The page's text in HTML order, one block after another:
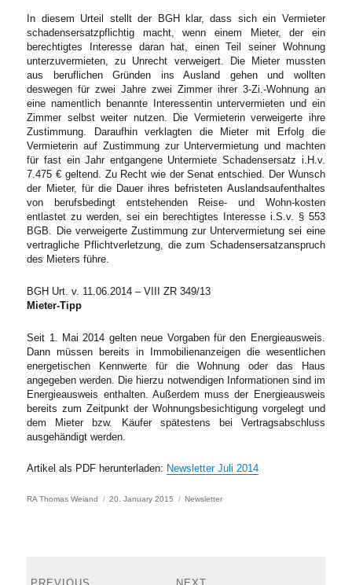
In diesem Urteil stellt der BGH klar, dass sich ein Vermieter
schadensersatzpflichtig macht, wenn einem Mieter, der ein
berechtigtes Interesse daran hat, einen Teil seiner Wohnung
unterzuvermieten, zu Unrecht verweigert. Die Mieter mussten
aus beruflichen Gründen ins Ausland gehen und wollten
deswegen für zwei Jahre zwei Zimmer ihrer 3-Zi.-Wohnung an
eine namentlich benannte Interessentin untervermieten und ein
Zimmer selbst weiter nutzen. Die Vermieterin verweigerte ihre
Zustimmung. Daraufhin verklagten die Mieter mit Erfolg die
Vermieterin auf Zustimmung zur Untervermietung und machten
für fast ein Jahr entgangene Untermiete Schadensersatz i.H.v.
7.475 € geltend. Zu Recht wie der Senat entschied. Der Wunsch
der Mieter, für die Dauer ihres befristeten Auslandsaufenthaltes
von berufsbedingt entstehenden Reise- und Wohn-kosten
entlastet zu werden, sei ein berechtigtes Interesse i.S.v. § 553
BGB. Die verweigerte Zustimmung zur Untervermietung sei eine
vertragliche Pflichtverletzung, die zum Schadensersatzanspruch
des Mieters führe.
BGH Urt. v. 11.06.2014 – VIII ZR 349/13
Mieter-Tipp
Seit 1. Mai 2014 gelten neue Vorgaben für den Energieausweis.
Dann müssen bereits in Immobilienanzeigen die wesentlichen
energetischen Kennwerte für die Wohnung oder das Haus
angegeben werden. Die hierzu notwendigen Informationen sind im
Energieausweis enthalten. Außerdem muss der Energieausweis
bereits zum Zeitpunkt der Wohnungsbesichtigung vorgelegt und
dem Mieter bzw. Käufer spätestens bei Vertragsabschluss
ausgehändigt werden.
Artikel als PDF herunterladen: Newsletter Juli 2014
Author
RA Thomas Weiand
Posted
20. January 2015 Categories
Newsletter
navigation